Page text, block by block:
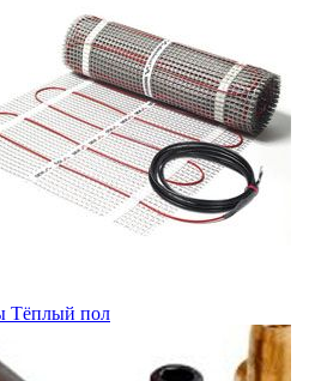
Тёплый пол